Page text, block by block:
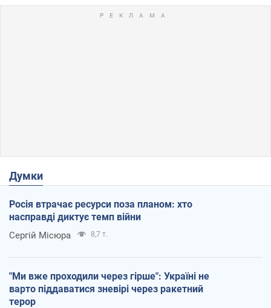
Думки
Росія втрачає ресурси поза планом: хто
насправді диктує темп війни
Сергій Місюра 8,7 т.
"Ми вже проходили через гірше": Україні не
варто піддаватися зневірі через ракетний
терор